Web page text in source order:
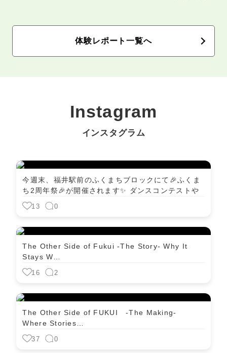
体験レポート一覧へ
Instagram
インスタグラム
今週末、福井駅前のふくまちブロックにて🎉ふくま
ち2周年祭🎉が開催されます✨ ダンスコンテストや
大抽選…
13 0
The Other Side of Fukui -The Story- Why It
Stays W…
16 2
The Other Side of FUKUI -The Making-
Where Stories…
37 0